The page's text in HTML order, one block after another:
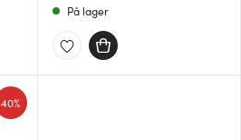
På lager
40%